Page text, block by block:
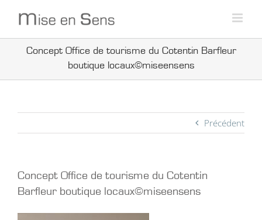
Concept Office de tourisme du Cotentin Barfleur
boutique locaux©miseensens
Précédent
Concept Office de tourisme du Cotentin
Barfleur boutique locaux©miseensens